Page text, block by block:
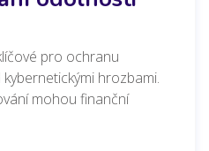
pro ochranu
hrozbami.
mohou finanční